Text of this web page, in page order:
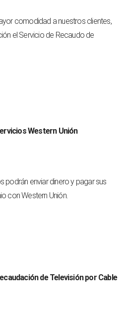
comodidad a nuestros clientes,
el Servicio de Recaudo de
Western Unión
podrán enviar dinero y pagar sus
con Western Unión.
de Televisión por Cable